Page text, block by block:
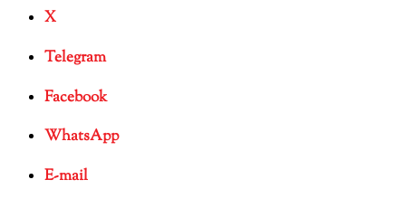
X
Telegram
Facebook
WhatsApp
E-mail